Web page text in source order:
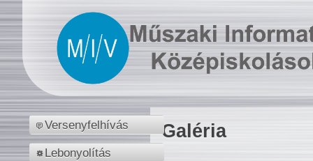
Versenyfelhívás
Lebonyolítás
Galéria